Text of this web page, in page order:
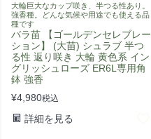
大輪巨大なカップ咲き、半つる性あり。
強香種。どんな気候や用途でも使える品
種です
バラ苗 【ゴールデンセレブレー
ション】 (大苗) シュラブ 半つ
る性 返り咲き 大輪 黄色系 イン
グリッシュローズ ER6L専用角
鉢 強香
¥4,980税込
詳細を見る